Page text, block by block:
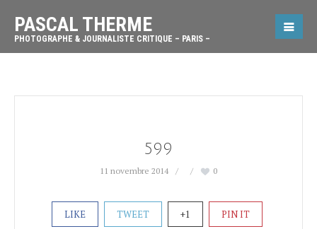
PASCAL THERME
PHOTOGRAPHE & JOURNALISTE CRITIQUE – PARIS –
599
11 novembre 2014 0
LIKE TWEET +1 PIN IT